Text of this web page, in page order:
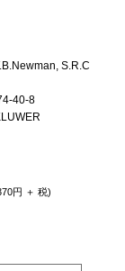
S.R.C
40-8
円 ＋ 税)